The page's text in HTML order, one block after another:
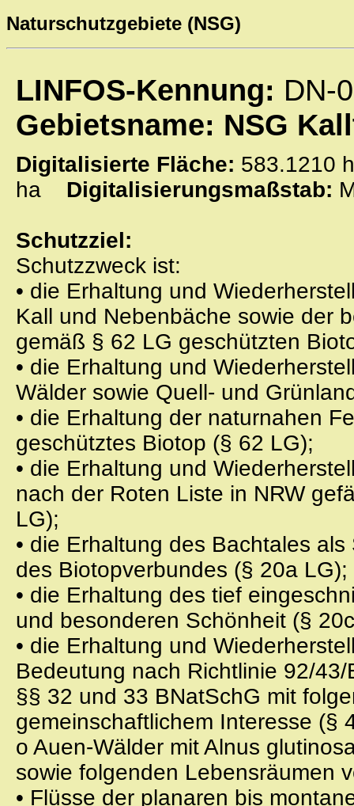
Naturschutzgebiete (NSG)
LINFOS-Kennung: DN-
Gebietsname: NSG
Digitalisierte Fläche:
ha Digitalisierungsmaßstab:
Schutzziel:
Schutzzweck ist:
• die Erhaltung und
Kall und Nebenbäche sowie der
gemäß § 62 LG geschützten
• die Erhaltung und
Wälder sowie Quell- und
• die Erhaltung der naturnahen
geschütztes Biotop (§ 62 LG);
• die Erhaltung und
nach der Roten Liste in NRW
LG);
• die Erhaltung des Bachtales
des Biotopverbundes (§ 20a LG);
• die Erhaltung des tief
und besonderen Schönheit (§
• die Erhaltung und
Bedeutung nach Richtlinie 92/
§§ 32 und 33 BNatSchG mit
gemeinschaftlichem Interesse (§
o Auen-Wälder mit Alnus
sowie folgenden Lebensräumen
• Flüsse der planaren bis